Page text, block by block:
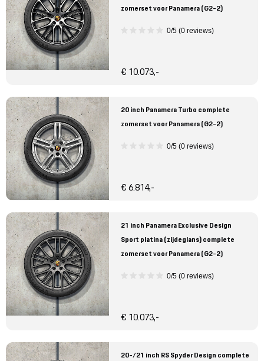
zomerset voor Panamera (G2-2)
0/5 (0 reviews)
€ 10.073,-
20 inch Panamera Turbo complete
zomerset voor Panamera (G2-2)
0/5 (0 reviews)
€ 6.814,-
21 inch Panamera Exclusive Design
Sport platina (zijdeglans) complete
zomerset voor Panamera (G2-2)
0/5 (0 reviews)
€ 10.073,-
20-/21 inch RS Spyder Design complete